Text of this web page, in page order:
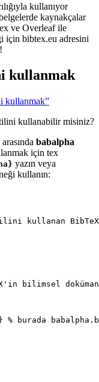
kullanıyor
kaynakçalar
ve Overleaf ile
için bibtex.eu adresini
kullanmak
kullanmak”
kullanabilir misiniz?
babalpha
için tex
yazın veya
kullanın:
kullanan
bilimsel
% burada